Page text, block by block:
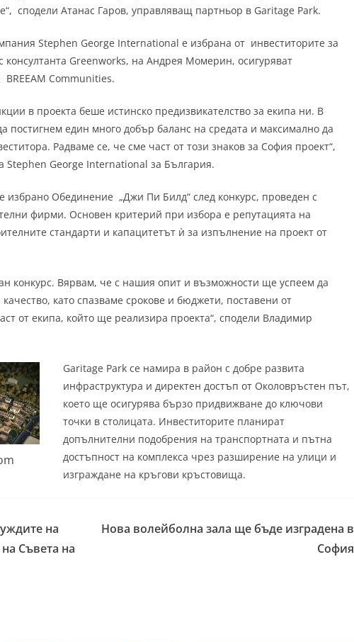
сподели Атанас Гаров, управляващ партньор в Garitage Park.
Stephen George International е избрана от инвеститорите за
консултанта Greenworks, на Андрея Момерин, осигуряват
Communities.
в проекта беше истинско предизвикателство за екипа ни. В
постигнем един много добър баланс на средата и максимално да
Радваме се, че сме част от този знаков за София проект“,
Stephen George International за България.
избрано Обединение „Джи Пи Билд“ след конкурс, проведен с
фирми. Основен критерий при избора е репутацията на
стандарти и капацитетът ѝ за изпълнение на проект от
конкурс. Вярвам, че с нашия опит и възможности ще успеем да
като спазваме срокове и бюджети, поставени от
от екипа, който ще реализира проекта“, сподели Владимир
Garitage Park се намира в район с добре развита
инфраструктура и директен достъп от Околовръстен път,
което ще осигурява бързо придвижване до ключови
точки в столицата. Инвеститорите планират
допълнителни подобрения на транспортната и пътна
достъпност на комплекса чрез разширение на улици и
изграждане на кръгови кръстовища.
на
Съвета на
Нова волейболна зала ще бъде изградена в
София